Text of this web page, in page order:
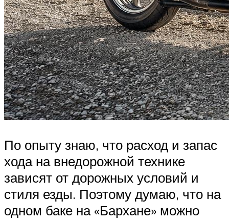
По опыту знаю, что расход и запас
хода на внедорожной технике
зависят от дорожных условий и
стиля езды. Поэтому думаю, что на
одном баке на «Бархане» можно